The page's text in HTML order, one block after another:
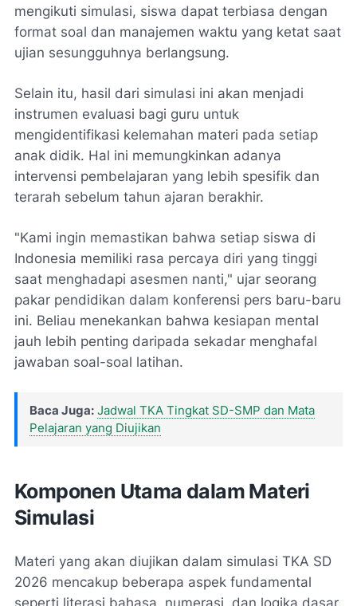
mengikuti simulasi, siswa dapat terbiasa dengan
format soal dan manajemen waktu yang ketat saat
ujian sesungguhnya berlangsung.
Selain itu, hasil dari simulasi ini akan menjadi
instrumen evaluasi bagi guru untuk
mengidentifikasi kelemahan materi pada setiap
anak didik. Hal ini memungkinkan adanya
intervensi pembelajaran yang lebih spesifik dan
terarah sebelum tahun ajaran berakhir.
"Kami ingin memastikan bahwa setiap siswa di
Indonesia memiliki rasa percaya diri yang tinggi
saat menghadapi asesmen nanti," ujar seorang
pakar pendidikan dalam konferensi pers baru-baru
ini. Beliau menekankan bahwa kesiapan mental
jauh lebih penting daripada sekadar menghafal
jawaban soal-soal latihan.
Baca Juga: Jadwal TKA Tingkat SD-SMP dan Mata
Pelajaran yang Diujikan
Komponen Utama dalam Materi
Simulasi
Materi yang akan diujikan dalam simulasi TKA SD
2026 mencakup beberapa aspek fundamental